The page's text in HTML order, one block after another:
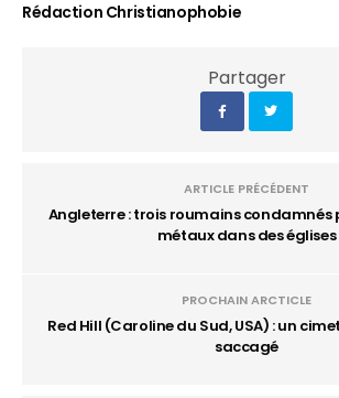
Rédaction Christianophobie
Partager
ARTICLE PRÉCÉDENT
Angleterre : trois roumains condamnés
métaux dans des églises
PROCHAIN ARCTICLE
Red Hill (Caroline du Sud, USA) : un
saccagé